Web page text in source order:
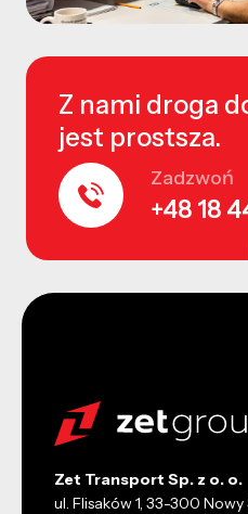
Z nami droga
jest prostsza.
Zadzwoń
+48 18
Zet Transport Sp. z o. o.
ul. Flisaków 1, 33-300